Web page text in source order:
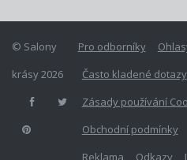
Pro odborníky
Často kladené dotazy
Zásady používání
Obchodní podmínky
Reklama
Odkazy
© Salony
krásy 2026